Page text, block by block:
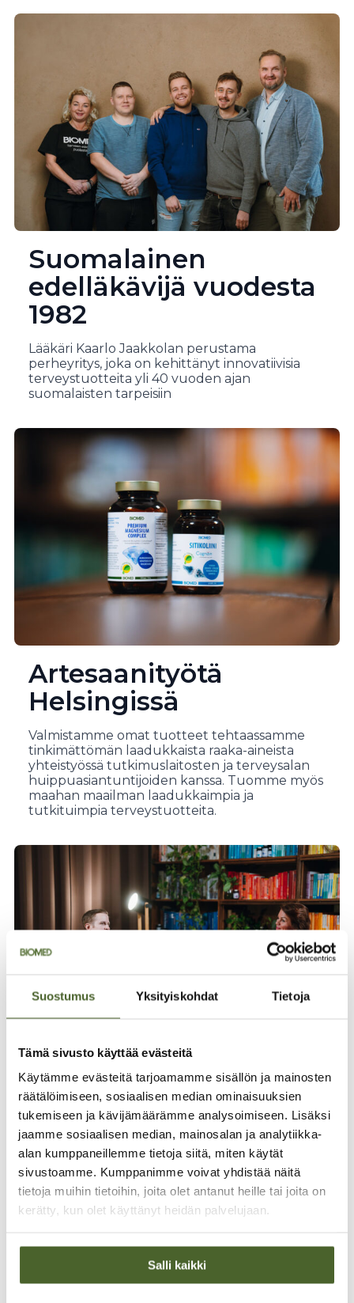
Suostumus Yksityiskohdat Tietoja
Tämä sivusto käyttää evästeitä
Käytämme evästeitä tarjoamamme sisällön ja mainosten
räätälöimiseen, sosiaalisen median ominaisuuksien
tukemiseen ja kävijämäärämme analysoimiseen. Lisäksi
jaamme sosiaalisen median, mainosalan ja analytiikka-
alan kumppaneillemme tietoja siitä, miten käytät
sivustoamme. Kumppanimme voivat yhdistää näitä
tietoja muihin tietoihin, joita olet antanut heille tai joita on
kerätty, kun olet käyttänyt heidän palvelujaan.
Salli kaikki
Suomalainen
edelläkävijä vuodesta
1982
Lääkäri Kaarlo Jaakkolan perustama
perheyritys, joka on kehittänyt innovatiivisia
terveystuotteita yli 40 vuoden ajan
suomalaisten tarpeisiin
Artesaanityötä
Helsingissä
Valmistamme omat tuotteet tehtaassamme
tinkimättömän laadukkaista raaka-aineista
yhteistyössä tutkimuslaitosten ja terveysalan
huippuasiantuntijoiden kanssa. Tuomme myös
maahan maailman laadukkaimpia ja
tutkituimpia terveystuotteita.
Missiona
terveystiedon
jakaminen ja
kansanterveyden
edistäminen
ajankohtaista terveystietoa ilmaiseksi kaikille
suomalaisille – jo yli 10 miljoonaa katselukertaa.
Tieto kuuluu kaikille!